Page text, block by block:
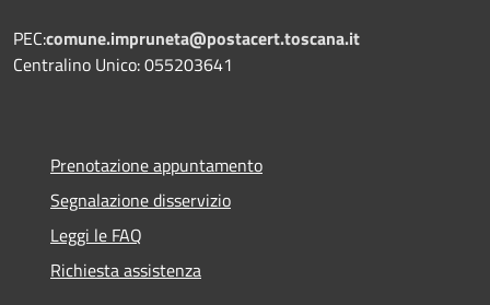
PEC:comune.impruneta@postacert.toscana.it
Centralino Unico: 055203641
Prenotazione appuntamento
Segnalazione disservizio
Leggi le FAQ
Richiesta assistenza